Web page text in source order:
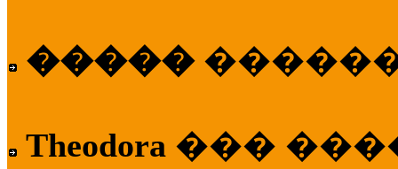
�����
Theodora ���